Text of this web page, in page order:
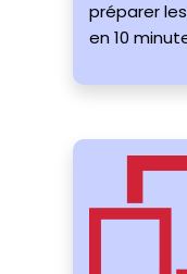
préparer
en 10